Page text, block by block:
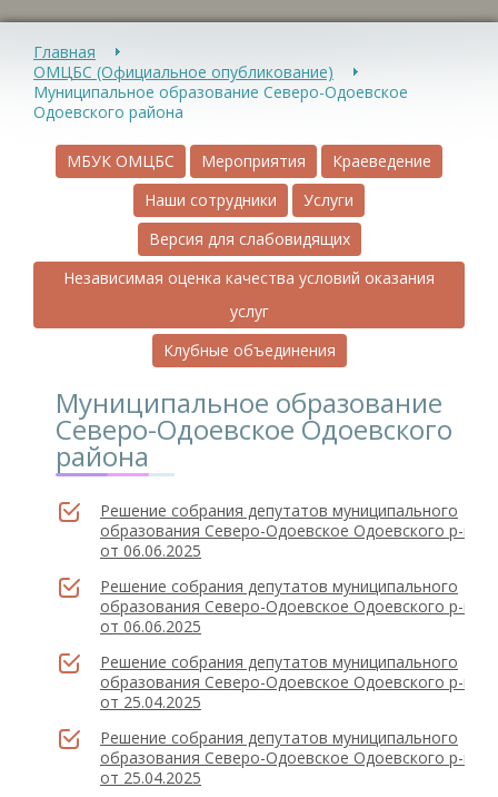
Главная
ОМЦБС (Официальное опубликование)
Муниципальное образование Северо-Одоевское
Одоевского района
МБУК ОМЦБС Мероприятия
Краеведение
Наши сотрудники
Услуги
Версия для слабовидящих
Независимая оценка качества условий оказания
услуг
Клубные объединения
Муниципальное образование
Северо-Одоевское Одоевского
района
Решение собрания депутатов муниципального
образования Северо-Одоевское Одоевского р-на
от 06.06.2025
Решение собрания депутатов муниципального
образования Северо-Одоевское Одоевского р-на
от 06.06.2025
Решение собрания депутатов муниципального
образования Северо-Одоевское Одоевского р-на
от 25.04.2025
Решение собрания депутатов муниципального
образования Северо-Одоевское Одоевского р-на
от 25.04.2025